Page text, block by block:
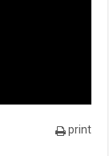
print